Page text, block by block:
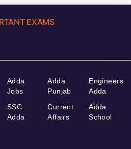
EXAMS
Adda
Jobs
SSC
Adda
Adda
Punjab
Current
Affairs
Engineers
Adda
Adda
School